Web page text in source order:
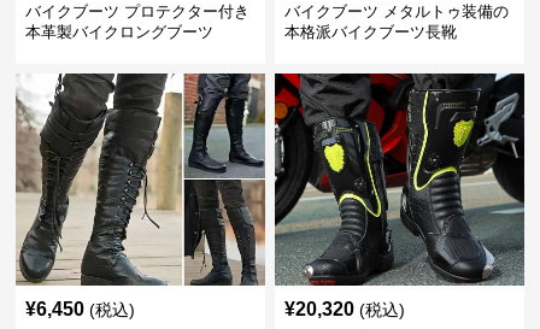
バイクブーツ プロテクター付き
本革製バイクロングブーツ
バイクブーツ メタルトゥ装備の
本格派バイクブーツ長靴
¥6,450 (税込) ¥20,320 (税込)